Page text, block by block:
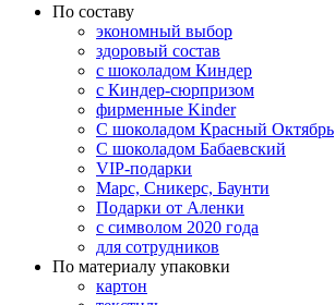
По составу
экономный выбор
здоровый состав
с шоколадом Киндер
с Киндер-сюрпризом
фирменные Kinder
С шоколадом Красный Октябрь
С шоколадом Бабаевский
VIP-подарки
Марс, Сникерс, Баунти
Подарки от Аленки
с символом 2020 года
для сотрудников
По материалу упаковки
картон